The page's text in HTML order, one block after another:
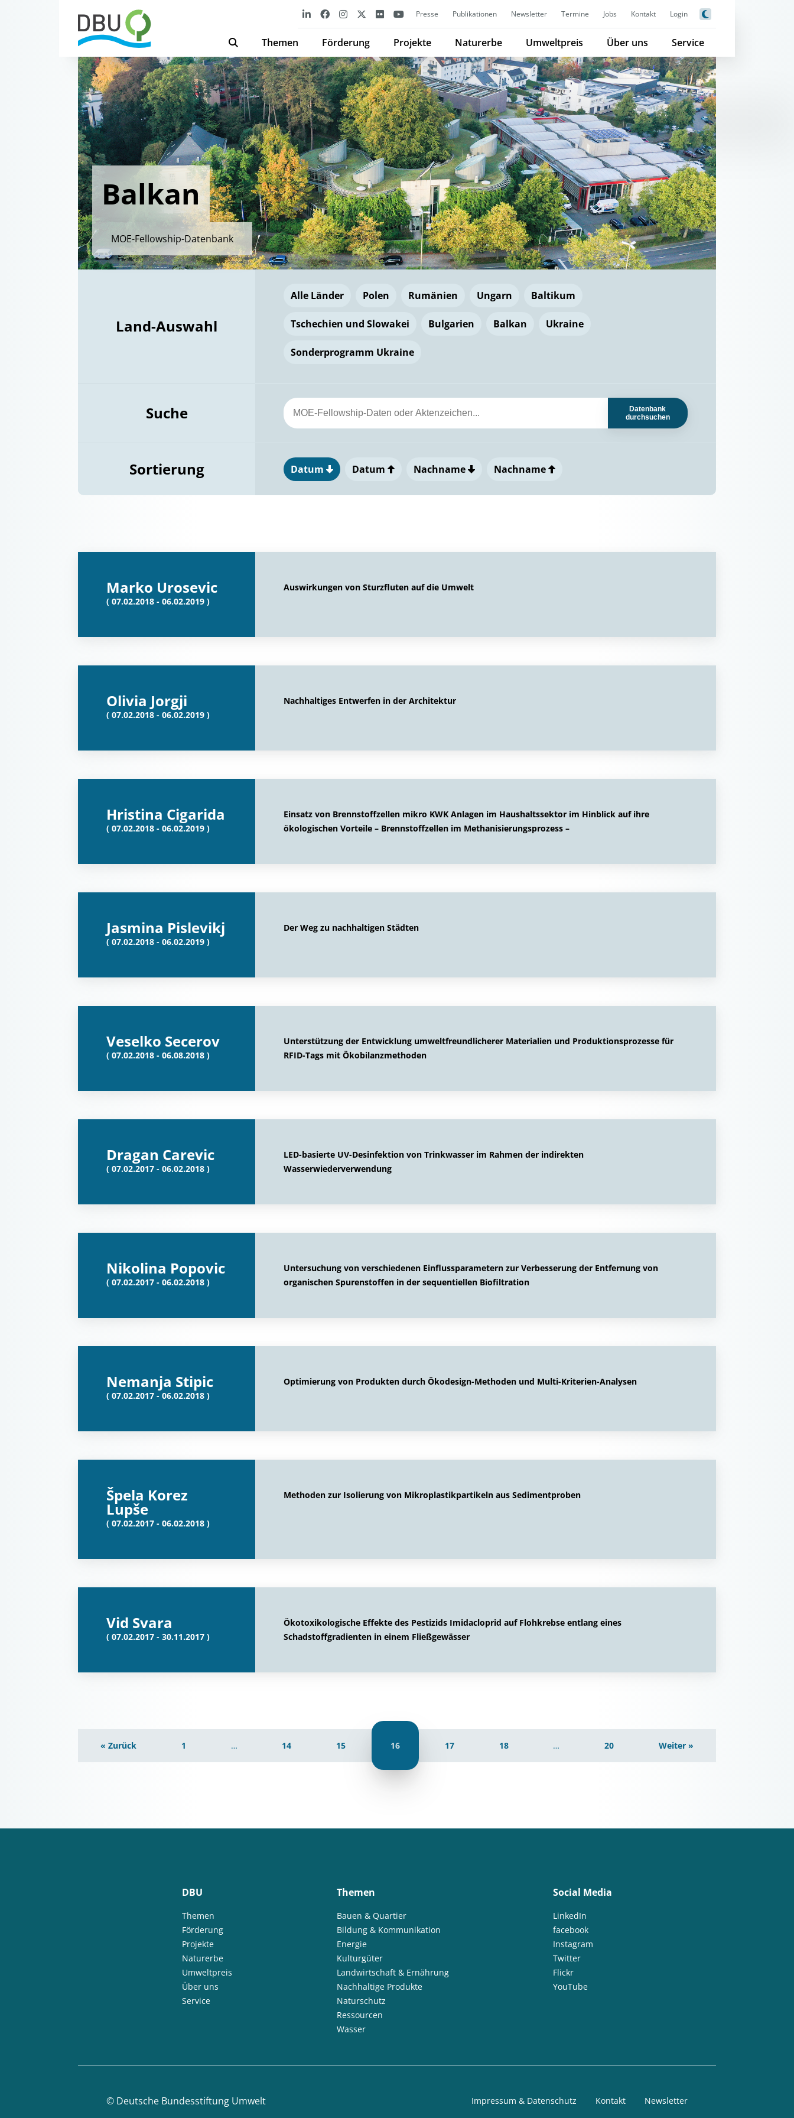
Presse Publikationen Newsletter Termine Jobs Kontakt Login
Themen Förderung Projekte Naturerbe Umweltpreis Über uns Service
Balkan
MOE-Fellowship-Datenbank
Land-Auswahl
Alle Länder Polen Rumänien Ungarn Baltikum
Tschechien und Slowakei Bulgarien Balkan Ukraine
Sonderprogramm Ukraine
Suche
Datenbank
durchsuchen
Sortierung Datum Datum Nachname Nachname
Marko Urosevic
( 07.02.2018 - 06.02.2019 )
Auswirkungen von Sturzfluten auf die Umwelt
Olivia Jorgji
( 07.02.2018 - 06.02.2019 )
Nachhaltiges Entwerfen in der Architektur
Hristina Cigarida
( 07.02.2018 - 06.02.2019 )
Einsatz von Brennstoffzellen mikro KWK Anlagen im Haushaltssektor im Hinblick auf ihre
ökologischen Vorteile – Brennstoffzellen im Methanisierungsprozess –
Jasmina Pislevikj
( 07.02.2018 - 06.02.2019 )
Der Weg zu nachhaltigen Städten
Veselko Secerov
( 07.02.2018 - 06.08.2018 )
Unterstützung der Entwicklung umweltfreundlicherer Materialien und Produktionsprozesse für
RFID-Tags mit Ökobilanzmethoden
Dragan Carevic
( 07.02.2017 - 06.02.2018 )
LED-basierte UV-Desinfektion von Trinkwasser im Rahmen der indirekten
Wasserwiederverwendung
Nikolina Popovic
( 07.02.2017 - 06.02.2018 )
Untersuchung von verschiedenen Einflussparametern zur Verbesserung der Entfernung von
organischen Spurenstoffen in der sequentiellen Biofiltration
Nemanja Stipic
( 07.02.2017 - 06.02.2018 )
Optimierung von Produkten durch Ökodesign-Methoden und Multi-Kriterien-Analysen
Špela Korez
Lupše
( 07.02.2017 - 06.02.2018 )
Methoden zur Isolierung von Mikroplastikpartikeln aus Sedimentproben
Vid Svara
( 07.02.2017 - 30.11.2017 )
Ökotoxikologische Effekte des Pestizids Imidacloprid auf Flohkrebse entlang eines
Schadstoffgradienten in einem Fließgewässer
« Zurück 1 … 14 15 16 17 18 … 20 Weiter »
DBU
Themen
Förderung
Projekte
Naturerbe
Umweltpreis
Über uns
Service
Themen
Bauen & Quartier
Bildung & Kommunikation
Energie
Kulturgüter
Landwirtschaft & Ernährung
Nachhaltige Produkte
Naturschutz
Ressourcen
Wasser
Social Media
LinkedIn
facebook
Instagram
Twitter
Flickr
YouTube
© Deutsche Bundesstiftung Umwelt Impressum & Datenschutz Kontakt Newsletter